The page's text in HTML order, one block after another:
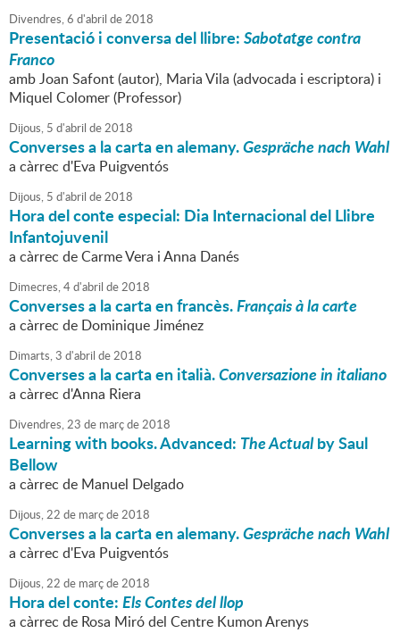
Divendres,6 d'abril de2018
Presentació i conversa del llibre:Sabotatge contra
Franco
amb Joan Safont (autor), Maria Vila (advocada i escriptora) i
Miquel Colomer (Professor)
Dijous, 5 d'abril de2018
Converses a la carta en alemany.Gespräche nach Wahl
a càrrec d'Eva Puigventós
Dijous, 5 d'abril de2018
Hora del conte especial: Dia Internacional del Llibre
Infantojuvenil
a càrrec de Carme Vera i Anna Danés
Dimecres,4d'abril de2018
Converses a la carta en francès.Français à la carte
a càrrec de Dominique Jiménez
Dimarts,3 d'abril de2018
Converses a la carta en italià.Conversazione in italiano
a càrrec d'Anna Riera
Divendres,23 de marçde2018
Learning with books. Advanced: The Actualby Saul
Bellow
a càrrec de Manuel Delgado
Dijous,22 de marçde2018
Converses a la carta en alemany.Gespräche nach Wahl
a càrrec d'Eva Puigventós
Dijous,22 de marçde2018
Hora del conte:Els Contes del llop
a càrrec de Rosa Miró del Centre Kumon Arenys